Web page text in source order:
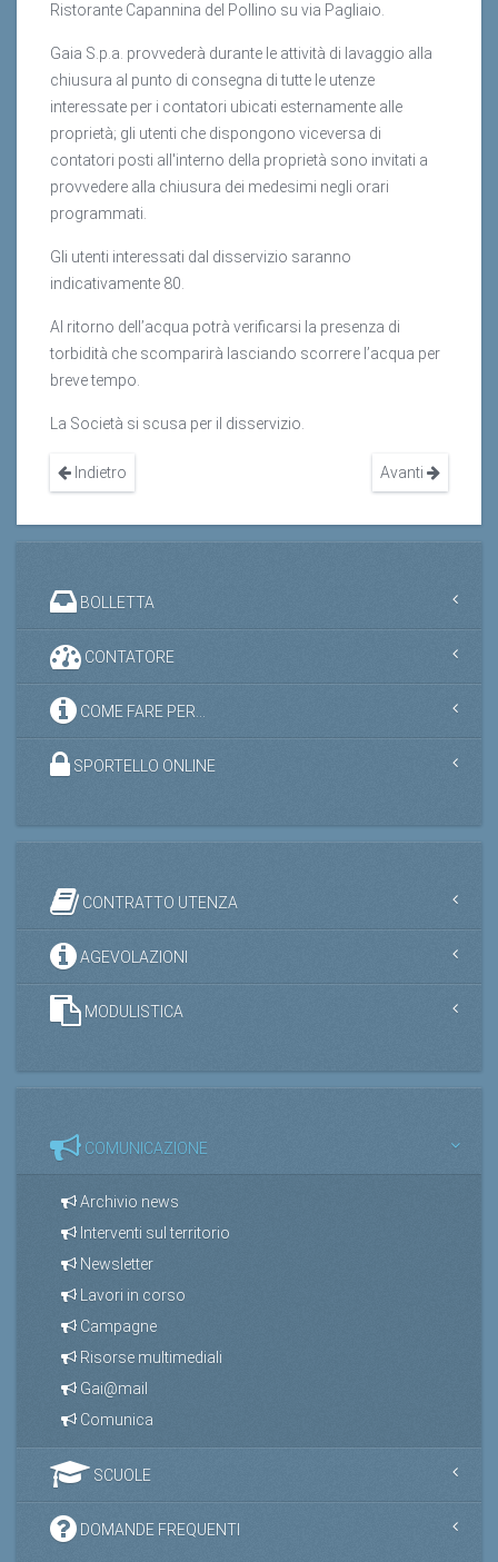
Ristorante Capannina del Pollino su via Pagliaio.
Gaia S.p.a. provvederà durante le attività di lavaggio alla
chiusura al punto di consegna di tutte le utenze
interessate per i contatori ubicati esternamente alle
proprietà; gli utenti che dispongono viceversa di
contatori posti all'interno della proprietà sono invitati a
provvedere alla chiusura dei medesimi negli orari
programmati.
Gli utenti interessati dal disservizio saranno
indicativamente 80.
Al ritorno dell’acqua potrà verificarsi la presenza di
torbidità che scomparirà lasciando scorrere l’acqua per
breve tempo.
La Società si scusa per il disservizio.
Indietro Avanti
BOLLETTA
CONTATORE
COME FARE PER...
SPORTELLO ONLINE
CONTRATTO UTENZA
AGEVOLAZIONI
MODULISTICA
COMUNICAZIONE
Archivio news
Interventi sul territorio
Newsletter
Lavori in corso
Campagne
Risorse multimediali
Gai@mail
Comunica
SCUOLE
DOMANDE FREQUENTI